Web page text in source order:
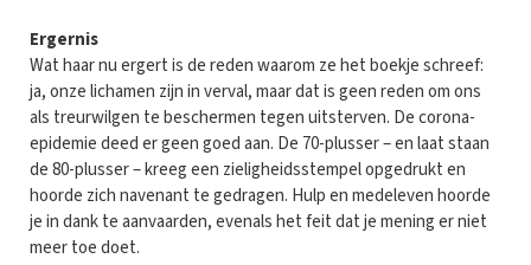
Ergernis
Wat haar nu ergert is de reden waarom ze het boekje schreef:
ja, onze lichamen zijn in verval, maar dat is geen reden om ons
als treurwilgen te beschermen tegen uitsterven. De corona-
epidemie deed er geen goed aan. De 70-plusser – en laat staan
de 80-plusser – kreeg een zieligheidsstempel opgedrukt en
hoorde zich navenant te gedragen. Hulp en medeleven hoorde
je in dank te aanvaarden, evenals het feit dat je mening er niet
meer toe doet.